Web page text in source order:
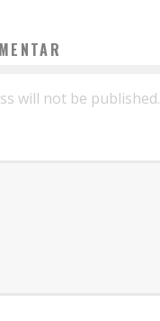
will not be published.